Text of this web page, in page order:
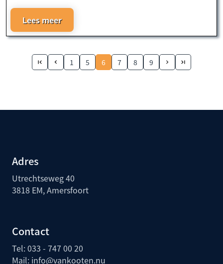
Lees meer
1 5 6 7 8 9
Adres
Utrechtseweg 40
3818 EM, Amersfoort
Contact
Tel: 033 - 747 00 20
Mail: info@vankooten.nu